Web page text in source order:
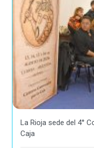
La Rioja sede del 4°
Caja